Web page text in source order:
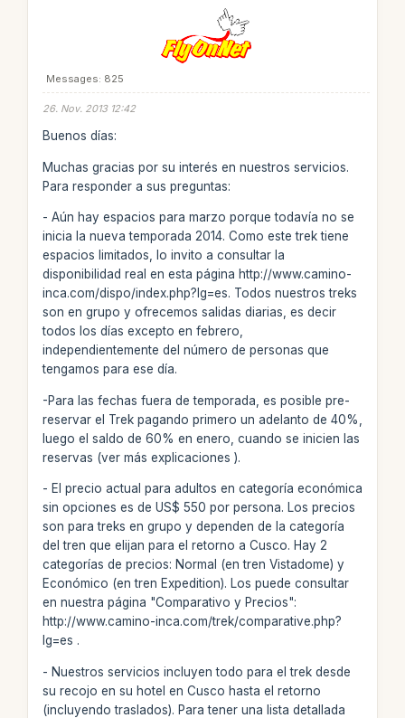
Messages: 825
26. Nov. 2013 12:42
Buenos días:
Muchas gracias por su interés en nuestros servicios.
Para responder a sus preguntas:
- Aún hay espacios para marzo porque todavía no se
inicia la nueva temporada 2014. Como este trek tiene
espacios limitados, lo invito a consultar la
disponibilidad real en esta página http://www.camino-
inca.com/dispo/index.php?lg=es. Todos nuestros treks
son en grupo y ofrecemos salidas diarias, es decir
todos los días excepto en febrero,
independientemente del número de personas que
tengamos para ese día.
-Para las fechas fuera de temporada, es posible pre-
reservar el Trek pagando primero un adelanto de 40%,
luego el saldo de 60% en enero, cuando se inicien las
reservas (ver más explicaciones ).
- El precio actual para adultos en categoría económica
sin opciones es de US$ 550 por persona. Los precios
son para treks en grupo y dependen de la categoría
del tren que elijan para el retorno a Cusco. Hay 2
categorías de precios: Normal (en tren Vistadome) y
Económico (en tren Expedition). Los puede consultar
en nuestra página "Comparativo y Precios":
http://www.camino-inca.com/trek/comparative.php?
lg=es .
- Nuestros servicios incluyen todo para el trek desde
su recojo en su hotel en Cusco hasta el retorno
(incluyendo traslados). Para tener una lista detallada